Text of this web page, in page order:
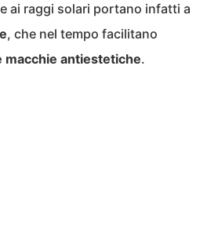
ai raggi solari portano infatti a
, che nel tempo facilitano
macchie antiestetiche.